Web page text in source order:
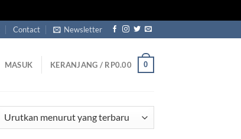
Contact Newsletter
MASUK KERANJANG / RP0.00 0